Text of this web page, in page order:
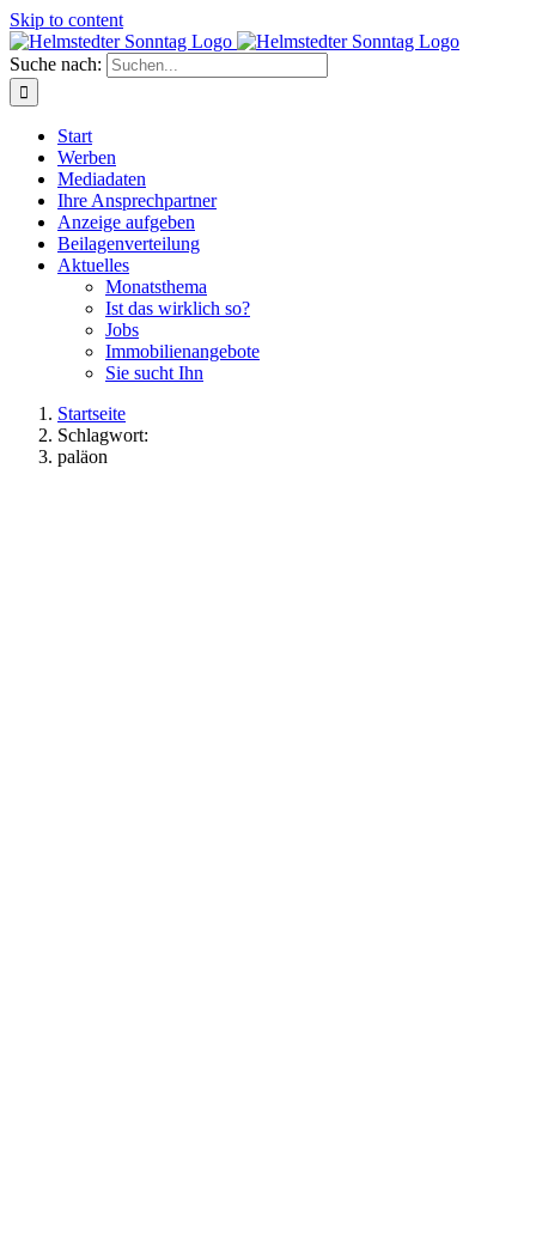
Skip to content
Suche nach:
Start
Werben
Mediadaten
Ihre Ansprechpartner
Anzeige aufgeben
Beilagenverteilung
Aktuelles
Monatsthema
Ist das wirklich so?
Jobs
Immobilienangebote
Sie sucht Ihn
Startseite
Schlagwort:
paläon